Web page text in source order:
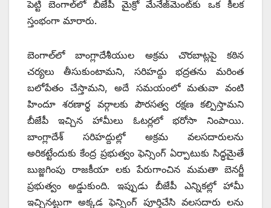
పెట్టి బెంగాల్‌లో బీజేపీ మైక్రో మేనేజ్‌మెంట్‌కు ఒక కీలక
స్తంభంగా మారారు.
బెంగాల్‌లో బాంగ్లాదేశీయుల అక్రమ చొరబాట్లపై కఠిన
చర్యలు తీసుకుంటామని, సరిహద్దు భద్రతను మరింత
బలోపేతం చేస్తామని, అదే సమయంలో మతువా వంటి
హిందూ శరణార్థ వర్గాలకు పౌరసత్వ రక్షణ కల్పిస్తామని
బీజేపీ ఇచ్చిన హామీలు ఓటర్లలో భరోసా నింపాయి.
బాంగ్లాదేశ్ సరిహద్దుల్లో అక్రమ వలసదారులను
అరికట్టేందుకు కేంద్ర ప్రభుత్వం ఫెన్సింగ్ ఏర్పాటుకు సిద్ధమైతే
బుజ్జగింపు రాజకీయా లకు పేరుగాంచిన మమతా బెనర్జీ
ప్రభుత్వం అడ్డుకుంది. ఇప్పుడు బీజేపీ ఎన్నికల్లో హామీ
ఇచ్చినట్టుగా అక్కడ ఫెన్సింగ్ పూర్తిచేసి వలసదారు లను